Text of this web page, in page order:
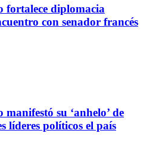
fortalece diplomacia
con senador francés
manifestó su ‘anhelo’ de
líderes políticos el país